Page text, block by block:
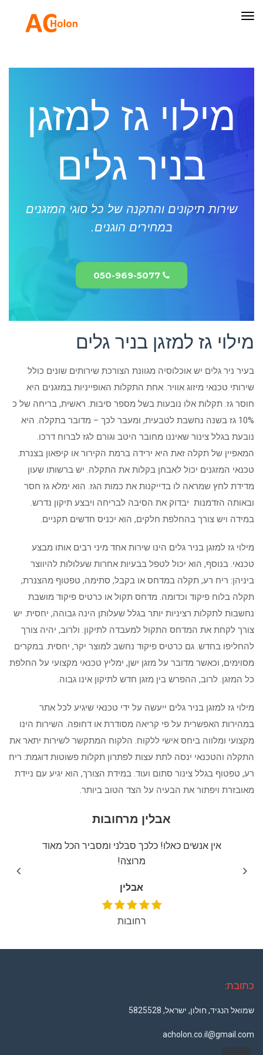
תפריט
מילוי גז למזגן
בניר גלים
שירות תיקונים והתקנה של כל סוגי המזגנים
במחירים הוגנים.
050-969-5077
מילוי גז למזגן בניר גלים
בעיר ניר גלים יש אוכלוסיה מגוונת הצורכת שירותים שונים כולל
שירותי טכנאי מיזוג אוויר. אחת התקלות האופייניות במזגנים היא
חוסר גז. תקלות אלו נובעות בשל מספר סיבות. ראשית, בריחה של כ
10% גז בשנה נחשבת לטבעית, ומעבר לכך – מדובר בתקלה. היא
נובעת בגלל צינור שאיננו מחובר היטב וגורם לגז לברוח דרכו.
המאפיין של תקלה זאת היא ירידה ברמת הקירור או קיפאון בצנרת.
טכנאי המזגנים יכול לאבחן בקלות את התקלה. יש ברשותו שעון
מדידת לחץ שמראה לו בדייקנות את כמות הגז. הוא ימלא גז חסר
ובאותה הזדמנות יבדוק את הסיבה לבריחה ויבצע תיקון נדרש.
במידה ויש צורך בהחלפת חלקים, הוא יכניס חדשים תקניים.
מילוי גז למזגן בניר גלים הינו שירות אחד מיני רבים אותו מבצע
טכנאי. בנוסף, הוא יכול לטפל בבעיות אחרות שעלולות להיווצר
ביניהן: ריח רע, תקלה במדחס או בקבל, סתימה, טפטוף מהצנרת,
תקלה בלוח פיקוד וכדומה. מדחס תקול או כרטיס פיקוד מושבת
נחשבות לתקלות רציניות יותר בגלל שעלותן הינה גבוהה, יחסית. יש
צורך לקחת את המדחס התקול למעבדה לתיקון. ולרוב, יהיה צורך
להחליפו בחדש. גם כרטיס פיקוד נחשב למוצר יקר, יחסית. במקרים
מסוימים, וכאשר מדובר על מזגן ישן, ימליץ טכנאי מקצועי על החלפת
כל המזגן. לרוב, ההפרש בין מזגן חדש לתיקון אינו גבוה.
מילוי גז למזגן בניר גלים ייעשה על ידי טכנאי שיגיע לכל אתר
במהירות האפשרית על פי קריאה מסודרת או דחופה. השירות הינו
מקצועי ומלווה ביחס אישי ללקוח. הלקוח המתקשר לשירות יתאר את
התקלה והטכנאי ינסה לתת עצות לפתרון תקלות פשוטות דוגמת: ריח
רע, טפטוף בגלל צינור סתום ועוד. במידת הצורך, הוא יגיע עם ניידת
מאובזרת ויפתור את הבעיה על הצד הטוב ביותר.
אבלין מרחובות
אין אנשים כאלו! כלכך סבלני ומסביר הכל מאוד
מרוצה!
אבלין
רחובות
כתובת:
שמואל הנגיד, חולון, ישראל, 5825528
acholon.co.il@gmail.com